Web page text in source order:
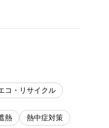
コ・リサイクル
熱 熱中症対策